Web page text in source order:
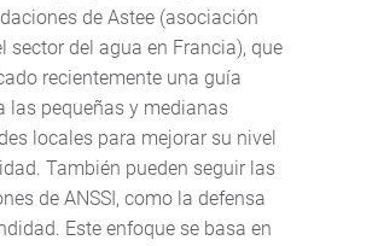
de Astee (asociación
sector del agua en Francia), que
recientemente una guía
las pequeñas y medianas
locales para mejorar su nivel
También pueden seguir las
de ANSSI, como la defensa
Este enfoque se basa en